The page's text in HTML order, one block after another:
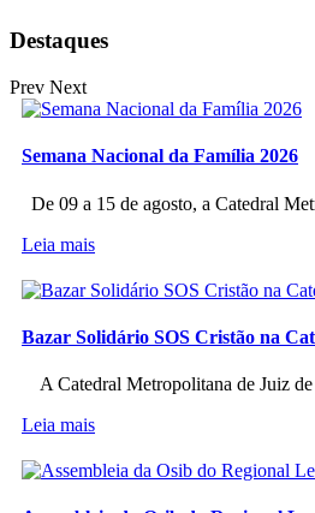
Destaques
Prev Next
Semana Nacional da Família 2026
De 09 a 15 de agosto, a Catedral
Leia mais
Bazar Solidário SOS Cristão na
A Catedral Metropolitana de Juiz de
Leia mais